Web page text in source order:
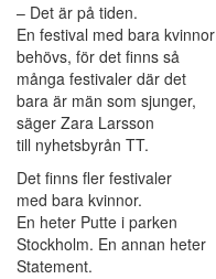
– Det är på tiden.
En festival med bara kvinnor
behövs, för det finns så
många festivaler där det
bara är män som sjunger,
säger Zara Larsson
till nyhetsbyrån TT.
Det finns fler festivaler
med bara kvinnor.
En heter Putte i parken
Stockholm. En annan heter
Statement.